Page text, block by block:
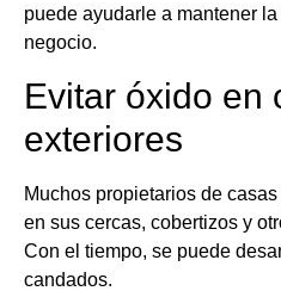
puede ayudarle a mantener
negocio.
Evitar óxido en
exteriores
Muchos propietarios de
en sus cercas, cobertizos y
Con el tiempo, se puede
candados.